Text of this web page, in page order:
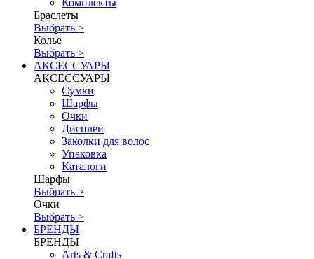
Комплекты
Браслеты
Выбрать >
Колье
Выбрать >
АКСЕССУАРЫ
АКСЕССУАРЫ
Сумки
Шарфы
Очки
Дисплеи
Заколки для волос
Упаковка
Каталоги
Шарфы
Выбрать >
Очки
Выбрать >
БРЕНДЫ
БРЕНДЫ
Аrts & Сrafts